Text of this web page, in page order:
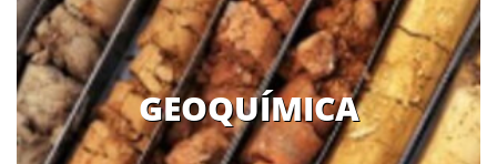
GEOQUÍMICA